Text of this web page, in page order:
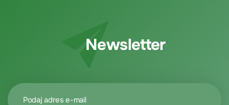
Newsletter